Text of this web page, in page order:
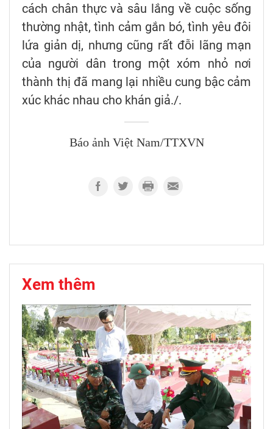
cách chân thực và sâu lắng về cuộc sống
thường nhật, tình cảm gắn bó, tình yêu đôi
lứa giản dị, nhưng cũng rất đỗi lãng mạn
của người dân trong một xóm nhỏ nơi
thành thị đã mang lại nhiều cung bậc cảm
xúc khác nhau cho khán giả./.
Báo ảnh Việt Nam/TTXVN
Xem thêm